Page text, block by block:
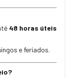
48 horas úteis
e feriados.